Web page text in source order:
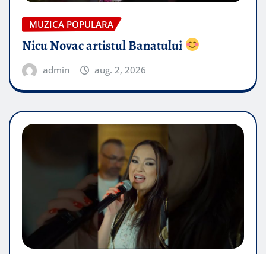
MUZICA POPULARA
Nicu Novac artistul Banatului
admin aug. 2, 2026